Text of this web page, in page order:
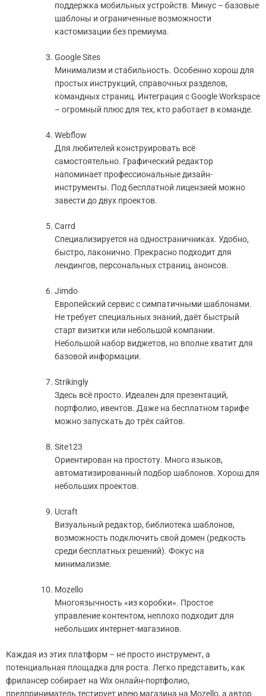
поддержка мобильных устройств. Минус – базовые
шаблоны и ограниченные возможности
кастомизации без премиума.
Google Sites
Минимализм и стабильность. Особенно хорош для
простых инструкций, справочных разделов,
командных страниц. Интеграция с Google Workspace
– огромный плюс для тех, кто работает в команде.
Webflow
Для любителей конструировать всё
самостоятельно. Графический редактор
напоминает профессиональные дизайн-
инструменты. Под бесплатной лицензией можно
завести до двух проектов.
Carrd
Специализируется на одностраничниках. Удобно,
быстро, лаконично. Прекрасно подходит для
лендингов, персональных страниц, анонсов.
Jimdo
Европейский сервис с симпатичными шаблонами.
Не требует специальных знаний, даёт быстрый
старт визитки или небольшой компании.
Небольшой набор виджетов, но вполне хватит для
базовой информации.
Strikingly
Здесь всё просто. Идеален для презентаций,
портфолио, ивентов. Даже на бесплатном тарифе
можно запускать до трёх сайтов.
Site123
Ориентирован на простоту. Много языков,
автоматизированный подбор шаблонов. Хорош для
небольших проектов.
Ucraft
Визуальный редактор, библиотека шаблонов,
возможность подключить свой домен (редкость
среди бесплатных решений). Фокус на
минимализме.
Mozello
Многоязычность «из коробки». Простое
управление контентом, неплохо подходит для
небольших интернет-магазинов.
Каждая из этих платформ – не просто инструмент, а
потенциальная площадка для роста. Легко представить, как
фрилансер собирает на Wix онлайн-портфолио,
предприниматель тестирует идею магазина на Mozello, а автор